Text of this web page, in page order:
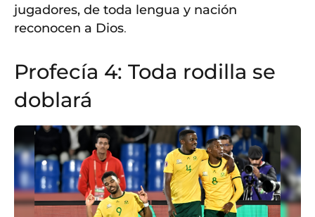
jugadores, de toda lengua y nación
reconocen a Dios.
Profecía 4: Toda rodilla se
doblará